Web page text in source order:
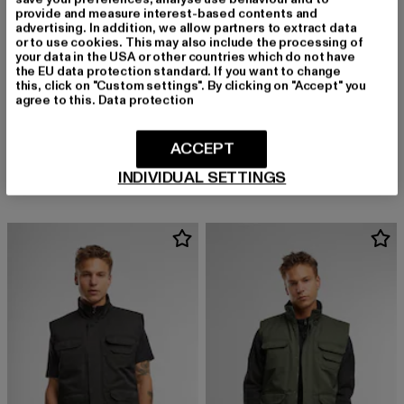
URBAN CLASSICS
Derzeitiger Preis: 41,79 EURAktionspreis: 54,99 EUR
KARL KANI
Rib Sleeveless
40,04 EUR
Derzeitiger Preis: 40,04 EUR
provide and measure interest-based contents and
advertising. In addition, we allow partners to extract data
or to use cookies. This may also include the processing of
your data in the USA or other countries which do not have
the EU data protection standard. If you want to change
this, click on "Custom settings". By clicking on "Accept" you
agree to this. Data protection
INDIVIDUAL SETTINGS
ACCEPT